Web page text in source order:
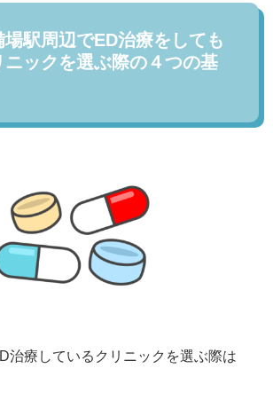
場駅周辺でED治療をしても
ニックを選ぶ際の４つの基
治療しているクリニックを選ぶ際は